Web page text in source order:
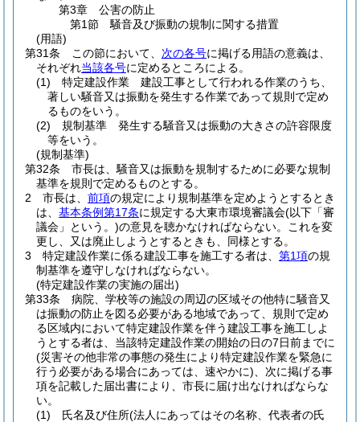
第3章
公害の防止
第1節
騒音及び振動の規制に関する措置
(用語)
第31条
この節において、 次の各号に掲げる用語の意義は、
それぞれ当該各号に定めるところによる。
(1)
特定建設作業 建設工事として行われる作業のうち、
著しい騒音又は振動を発生する作業であって規則で定め
るものをいう。
(2)
規制基準 発生する騒音又は振動の大きさの許容限度
等をいう。
(規制基準)
第32条
市長は、騒音又は振動を規制するために必要な規制
基準を規則で定めるものとする。
2
市長は、 前項の規定により規制基準を定めようとするとき
は、 基本条例第17条に規定する大東市環境審議会(以下「審
議会」という。)の意見を聴かなければならない。
これを変
更し、又は廃止しようとするときも、同様とする。
3
特定建設作業に係る建設工事を施工する者は、 第1項の規
制基準を遵守しなければならない。
(特定建設作業の実施の届出)
第33条
病院、学校等の施設の周辺の区域その他特に騒音又
は振動の防止を図る必要がある地域であって、規則で定め
る区域内において特定建設作業を伴う建設工事を施工しよ
うとする者は、当該特定建設作業の開始の日の7日前までに
(災害その他非常の事態の発生により特定建設作業を緊急に
行う必要がある場合にあっては、速やかに) 、次に掲げる事
項を記載した届出書により、市長に届け出なければならな
い。
(1)
氏名及び住所(法人にあってはその名称、代表者の氏